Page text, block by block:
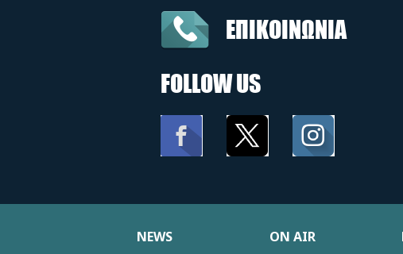
ΕΠΙΚΟΙΝΩΝΙΑ
FOLLOW US
NEWS ON AIR